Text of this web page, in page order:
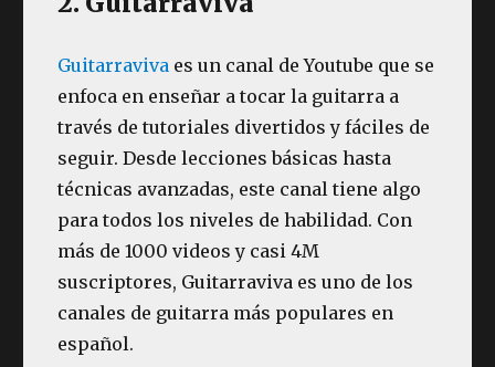
Guitarraviva es un canal de Youtube que se
enfoca en enseñar a tocar la guitarra a
través de tutoriales divertidos y fáciles de
seguir. Desde lecciones básicas hasta
técnicas avanzadas, este canal tiene algo
para todos los niveles de habilidad. Con
más de 1000 videos y casi 4M
suscriptores, Guitarraviva es uno de los
canales de guitarra más populares en
español.